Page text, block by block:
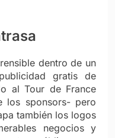
dentro de un
gratis de
al Tour de France
sponsors- pero
también los logos
negocios y